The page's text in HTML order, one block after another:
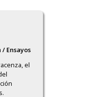
Ensayos
el